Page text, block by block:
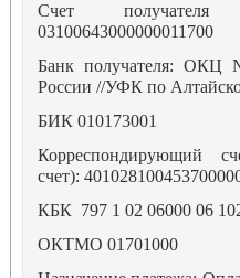
Счет получателя
03100643000000011700
Банк получателя: ОКЦ
России //УФК по
БИК 010173001
Корреспондирующий
счет):
КБК 797 1 02 06000 06
ОКТМО 01701000